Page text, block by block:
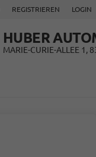
REGISTRIEREN LOGIN
HUBER
MARIE-CURIE-ALLEE 1,